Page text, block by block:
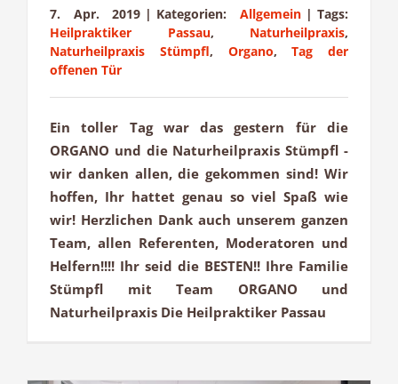
7. Apr. 2019 | Kategorien:Allgemein | Tags:
Heilpraktiker Passau, Naturheilpraxis,
Naturheilpraxis Stümpfl, Organo,Tag der
offenen Tür
Ein toller Tag war das gestern für die
ORGANO und die Naturheilpraxis Stümpfl -
wir danken allen, die gekommen sind! Wir
hoffen, Ihr hattet genau so viel Spaß wie
wir! Herzlichen Dank auch unserem ganzen
Team, allen Referenten, Moderatoren und
Helfern!!!! Ihr seid die BESTEN!! Ihre Familie
Stümpfl mit Team ORGANO und
Naturheilpraxis Die Heilpraktiker Passau